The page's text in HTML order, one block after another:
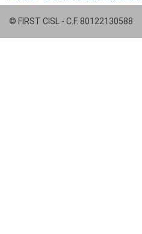
© FIRST CISL - C.F. 80122130588